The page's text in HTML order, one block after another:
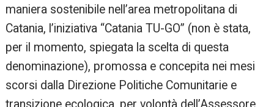
maniera sostenibile nell’area metropolitana di
Catania, l’iniziativa “Catania TU-GO” (non è stata,
per il momento, spiegata la scelta di questa
denominazione), promossa e concepita nei mesi
scorsi dalla Direzione Politiche Comunitarie e
transizione ecologica, per volontà dell’Assessore